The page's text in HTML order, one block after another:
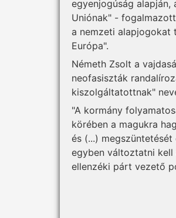
egyenjogúság alapján,
Uniónak" -
a nemzeti alapjogokat
Európa".
Németh Zsolt a
neofasiszták
kiszolgáltatottnak"
"A kormány
körében a magukra
és (...)
egyben változtatni
ellenzéki párt vezető